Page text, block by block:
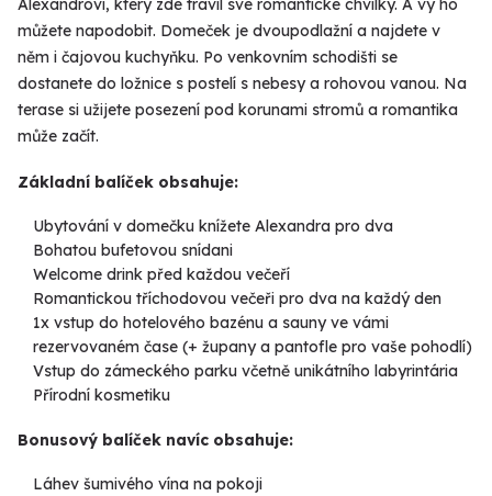
Alexandrovi, který zde trávil své romantické chvilky. A vy ho
můžete napodobit. Domeček je dvoupodlažní a najdete v
něm i čajovou kuchyňku. Po venkovním schodišti se
dostanete do ložnice s postelí s nebesy a rohovou vanou. Na
terase si užijete posezení pod korunami stromů a romantika
může začít.
Základní balíček obsahuje:
Ubytování v domečku knížete Alexandra pro dva
Bohatou bufetovou snídani
Welcome drink před každou večeří
Romantickou tříchodovou večeři pro dva na každý den
1x vstup do hotelového bazénu a sauny ve vámi
rezervovaném čase (+ župany a pantofle pro vaše pohodlí)
Vstup do zámeckého parku včetně unikátního labyrintária
Přírodní kosmetiku
Bonusový balíček navíc obsahuje:
Láhev šumivého vína na pokoji